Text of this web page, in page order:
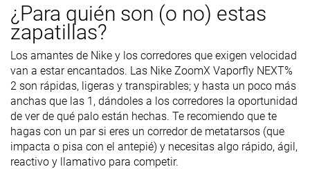
Antepié
laboratorio
Antepié
marca
30.9 mm
30.9 mm 32.0 mm 33.0 mm
Anchuras
disponibles
Estándar Estándar
Estándar
Extra Ancho
Orthotic
friendly
✗ ✗ ✓
¿Para quién son (o no) estas
zapatillas?
Los amantes de Nike y los corredores que exigen velocidad
van a estar encantados. Las Nike ZoomX Vaporfly NEXT%
2 son rápidas, ligeras y transpirables; y hasta un poco más
anchas que las 1, dándoles a los corredores la oportunidad
de ver de qué palo están hechas. Te recomiendo que te
hagas con un par si eres un corredor de metatarsos (que
impacta o pisa con el antepié) y necesitas algo rápido, ágil,
reactivo y llamativo para competir.